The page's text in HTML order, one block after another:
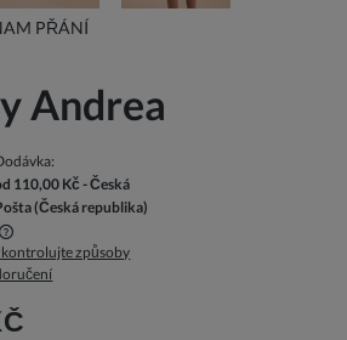
PŘÁNÍ
Andrea
110,00 Kč - Česká
(Česká republika)
náklady na platbu
způsoby